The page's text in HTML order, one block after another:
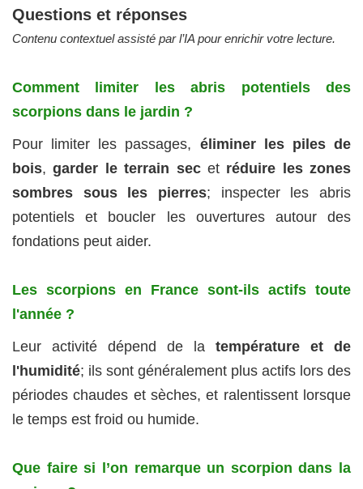
Questions et réponses
Contenu contextuel assisté par l’IA pour enrichir votre lecture.
Comment limiter les abris potentiels des
scorpions dans le jardin ?
Pour limiter les passages, éliminer les piles de
bois,garder le terrain secet réduire les zones
sombres sous les pierres; inspecter les abris
potentiels et boucler les ouvertures autour des
fondations peut aider.
Les scorpions en France sont-ils actifs toute
l'année ?
Leur activité dépend de la température et de
l'humidité; ils sont généralement plus actifs lors des
périodes chaudes et sèches, et ralentissent lorsque
le temps est froid ou humide.
Que faire si l’on remarque un scorpion dans la